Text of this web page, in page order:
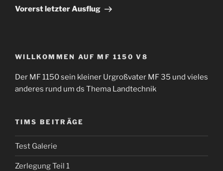
Beitrag
Vorerst letzter Ausflug
WILLKOMMEN AUF MF 1150 V8
Der MF 1150 sein kleiner Urgroßvater MF 35 und vieles
anderes rund um ds Thema Landtechnik
TIMS BEITRÄGE
Test Galerie
Zerlegung Teil 1